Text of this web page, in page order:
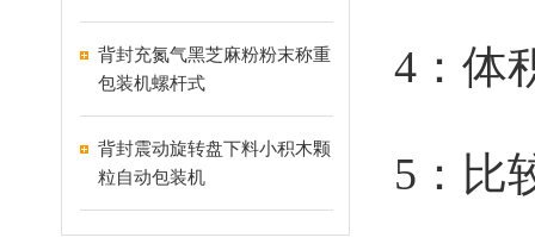
背封充氮气黑芝麻粉粉末称重
包装机螺杆式
背封震动旋转盘下料小积木颗
粒自动包装机
4：体
5：比